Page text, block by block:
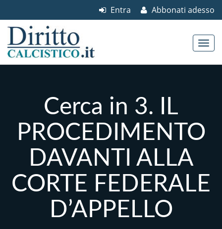
Abbonati adesso
Entra
Cerca in 3. IL
PROCEDIMENTO
DAVANTI ALLA
CORTE FEDERALE
D’APPELLO